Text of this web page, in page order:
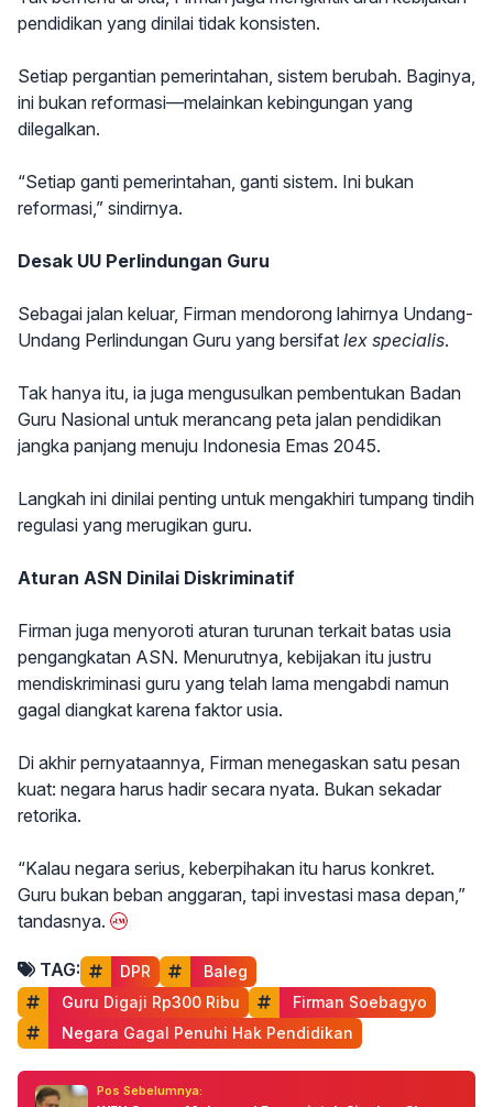
pendidikan yang dinilai tidak konsisten.
Setiap pergantian pemerintahan, sistem berubah. Baginya,
ini bukan reformasi—melainkan kebingungan yang
dilegalkan.
“Setiap ganti pemerintahan, ganti sistem. Ini bukan
reformasi,” sindirnya.
Desak UU Perlindungan Guru
Sebagai jalan keluar, Firman mendorong lahirnya Undang-
Undang Perlindungan Guru yang bersifat lex specialis.
Tak hanya itu, ia juga mengusulkan pembentukan Badan
Guru Nasional untuk merancang peta jalan pendidikan
jangka panjang menuju Indonesia Emas 2045.
Langkah ini dinilai penting untuk mengakhiri tumpang tindih
regulasi yang merugikan guru.
Aturan ASN Dinilai Diskriminatif
Firman juga menyoroti aturan turunan terkait batas usia
pengangkatan ASN. Menurutnya, kebijakan itu justru
mendiskriminasi guru yang telah lama mengabdi namun
gagal diangkat karena faktor usia.
Di akhir pernyataannya, Firman menegaskan satu pesan
kuat: negara harus hadir secara nyata. Bukan sekadar
retorika.
“Kalau negara serius, keberpihakan itu harus konkret.
Guru bukan beban anggaran, tapi investasi masa depan,”
tandasnya.
TAG: DPR
Baleg
Guru Digaji Rp300 Ribu
Firman Soebagyo
Negara Gagal Penuhi Hak Pendidikan
Pos Sebelumnya: